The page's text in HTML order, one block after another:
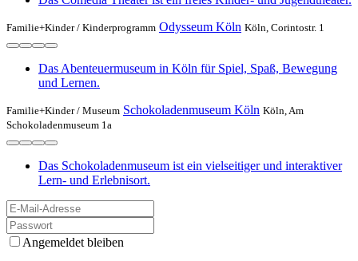
Familie+Kinder / Kinderprogramm Odysseum Köln Köln, Corintostr. 1
Das Abenteuermuseum in Köln für Spiel, Spaß, Bewegung
und Lernen.
Familie+Kinder / Museum Schokoladenmuseum Köln Köln, Am
Schokoladenmuseum 1a
Das Schokoladenmuseum ist ein vielseitiger und interaktiver
Lern- und Erlebnisort.
Angemeldet bleiben